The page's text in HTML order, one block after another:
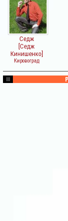
Седж
[Седж
Кинишенко]
Кировоград